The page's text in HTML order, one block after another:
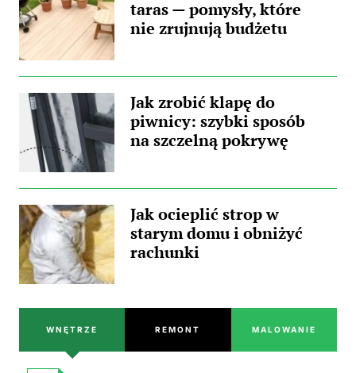
taras — pomysły, które
nie zrujnują budżetu
Jak zrobić klapę do
piwnicy: szybki sposób
na szczelną pokrywę
Jak ocieplić strop w
starym domu i obniżyć
rachunki
WNĘTRZE REMONT MALOWANIE